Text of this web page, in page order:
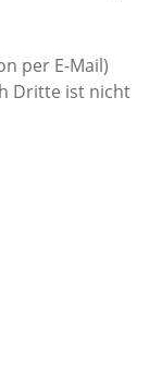
per E-Mail)
Dritte ist nicht